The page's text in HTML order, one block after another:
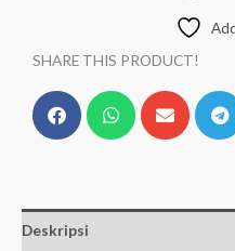
SHARE THIS PRODUCT!
Deskripsi